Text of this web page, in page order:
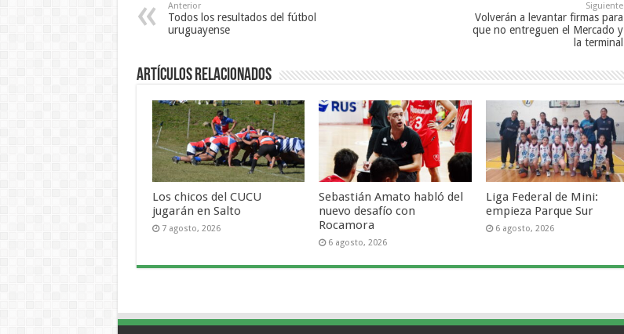
Anterior
Todos los resultados del fútbol
uruguayense
Siguiente
Volverán a levantar firmas para
que no entreguen el Mercado y
la terminal
Artículos Relacionados
Los chicos del CUCU
jugarán en Salto
7 agosto, 2026
Sebastián Amato habló del
nuevo desafío con
Rocamora
6 agosto, 2026
Liga Federal de Mini:
empieza Parque Sur
6 agosto, 2026